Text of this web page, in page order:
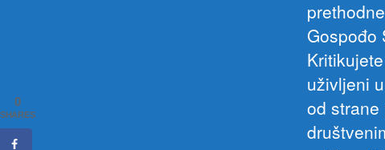
Gospođo
uživljeni
od
0
SHARES